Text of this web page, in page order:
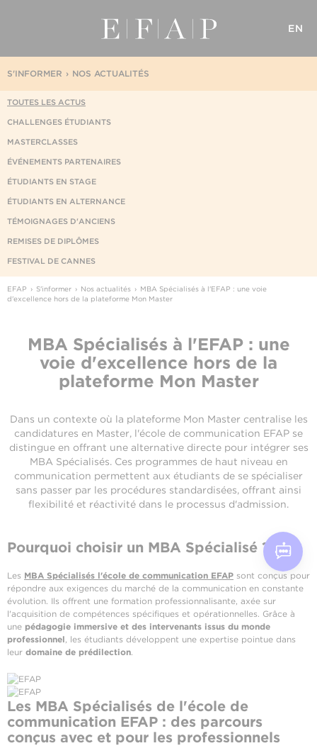
EN
NOS ACTUALITÉS
S'INFORMER
TOUTES LES ACTUS
CHALLENGES ÉTUDIANTS
MASTERCLASSES
ÉVÉNEMENTS PARTENAIRES
ÉTUDIANTS EN STAGE
ÉTUDIANTS EN ALTERNANCE
TÉMOIGNAGES D'ANCIENS
REMISES DE DIPLÔMES
FESTIVAL DE CANNES
EFAP S'informer Nos actualités
MBA Spécialisés à l'EFAP : une voie
d'excellence hors de la plateforme Mon Master
MBA Spécialisés à l'EFAP : une
voie d'excellence hors de la
plateforme Mon Master
Dans un contexte où la plateforme Mon Master centralise les
candidatures en Master, l'école de communication EFAP se
distingue en offrant une alternative directe pour intégrer ses
MBA Spécialisés. Ces programmes de haut niveau en
communication permettent aux étudiants de se spécialiser
sans passer par les procédures standardisées, offrant ainsi
flexibilité et réactivité dans le processus d'admission.
Pourquoi choisir un MBA Spécialisé ?
Les MBA Spécialisés l'école de communication EFAP sont conçus pour
répondre aux exigences du marché de la communication en constante
évolution. Ils offrent une formation professionnalisante, axée sur
l'acquisition de compétences spécifiques et opérationnelles. Grâce à
une pédagogie immersive et des intervenants issus du monde
professionnel, les étudiants développent une expertise pointue dans
leur domaine de prédilection.
Les MBA Spécialisés de l'école de
communication EFAP : des parcours
conçus avec et pour les professionnels